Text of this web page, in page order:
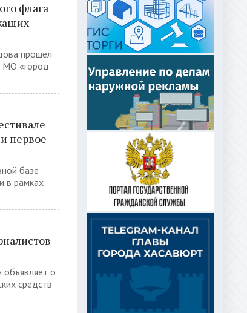
флага
прошел
МО «город
первое
базе
в рамках
объявляет о
средств